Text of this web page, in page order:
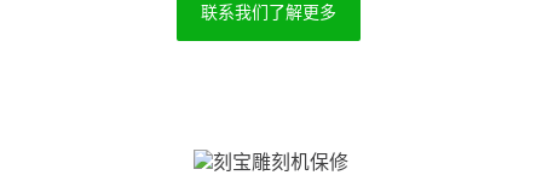
联系我们了解更多